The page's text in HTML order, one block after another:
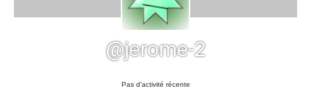
@jerome-2
Pas d’activité récente